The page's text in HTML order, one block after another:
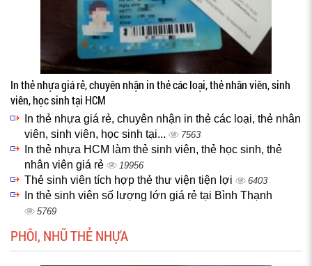
In thẻ nhựa giá rẻ, chuyên nhận in thẻ các loại, thẻ nhân viên, sinh
viên, học sinh tại HCM
In thẻ nhựa giá rẻ, chuyên nhận in thẻ các loại, thẻ nhân
viên, sinh viên, học sinh tại...
7563
In thẻ nhựa HCM làm thẻ sinh viên, thẻ học sinh, thẻ
nhân viên giá rẻ
19956
Thẻ sinh viên tích hợp thẻ thư viện tiện lợi 6403
In thẻ sinh viên số lượng lớn giá rẻ tại Bình Thạnh
5769
PHÔI, NHŨ THẺ NHỰA